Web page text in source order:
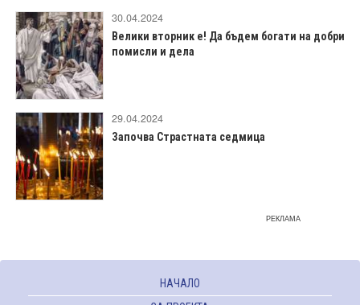
30.04.2024
Велики вторник е! Да бъдем богати на добри
помисли и дела
29.04.2024
Започва Страстната седмица
РЕКЛАМА
НАЧАЛО